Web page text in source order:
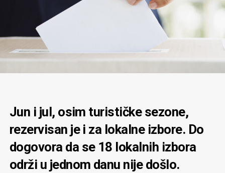
Jun i jul, osim turističke sezone,
rezervisan je i za lokalne izbore. Do
dogovora da se 18 lokalnih izbora
održi u jednom danu nije došlo.